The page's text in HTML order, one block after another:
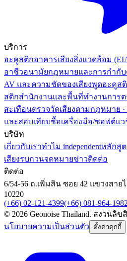
บริการ
อะคูสติกอาคารเสียงสิ่งแวดล้อม
อาชีวอนามัยกฎหมายและการกำกั
AV และความชัดของเสียงพูดอะคูส
สติกสำนักงานและพื้นที่ทำงานการ
สะเทือนตรวจวัดเสียงตามกฎหมาย
และสอบเทียบซื้อเครื่องมือ/ซอฟต์แว
บริษัท
เกี่ยวกับเราทำไม independentหลักสูต
เสียงรบกวนจดหมายข่าวติดต่อ
ติดต่อ
6/54-56 ถ.เพิ่มสิน ซอย 42 แขวงสา
10220
(+66) 02-121-4399(+66) 081-964-1982
© 2026 Geonoise Thailand. สงวนลิข
นโยบายความเป็นส่วนตัว
ตั้งค่าคุกกี้